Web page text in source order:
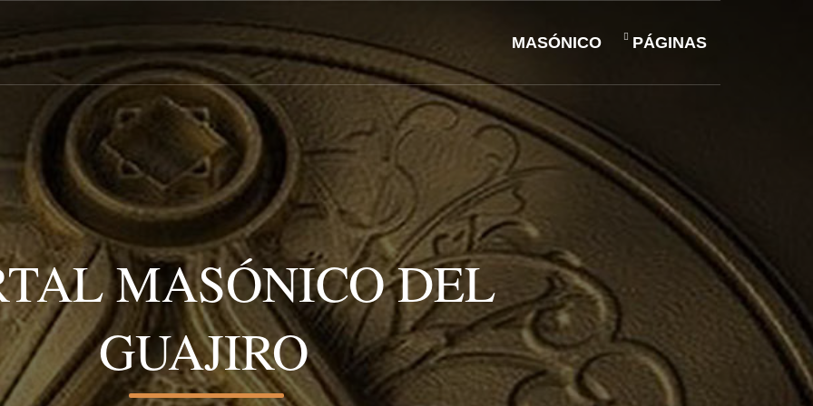
MASÓNICO PÁGINAS
MASÓNICO DEL
GUAJIRO